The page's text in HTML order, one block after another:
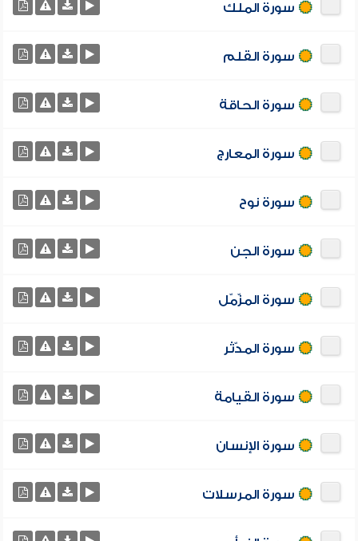
سورة الملك
سورة القلم
سورة الحاقة
سورة المعارج
سورة نوح
سورة الجن
سورة المزّمّل
سورة المدّثر
سورة القيامة
سورة الإنسان
سورة المرسلات